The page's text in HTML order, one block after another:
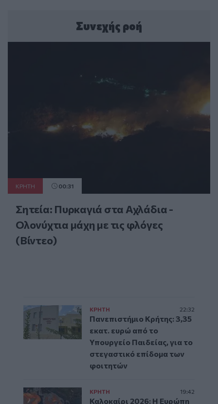
Συνεχής ροή
ΚΡΗΤΗ 00:31
Σητεία: Πυρκαγιά στα Αχλάδια -
Ολονύχτια μάχη με τις φλόγες
(Βίντεο)
ΚΡΗΤΗ 22:32
Πανεπιστήμιο Κρήτης: 3,35
εκατ. ευρώ από το
Υπουργείο Παιδείας, για το
στεγαστικό επίδομα των
φοιτητών
ΚΡΗΤΗ 19:42
Καλοκαίρι 2026: Η Ευρώπη